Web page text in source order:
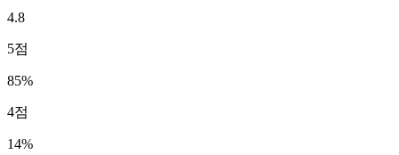
4.8
5점
85%
4점
14%